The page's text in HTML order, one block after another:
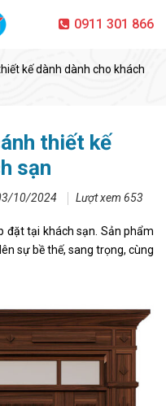
0911 301 866
kế dành dành cho khách
thiết kế
sạn
10/2024 Lượt xem 653
đặt tại khách sạn. Sản phẩm
sự bề thế, sang trọng, cùng